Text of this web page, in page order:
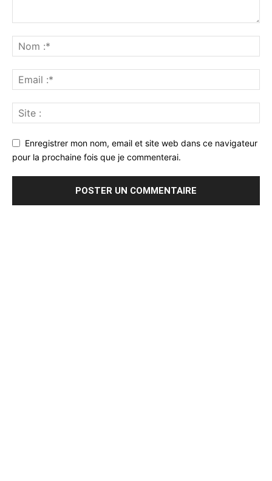
Enregistrer mon nom, email et site web dans ce navigateur
pour la prochaine fois que je commenterai.